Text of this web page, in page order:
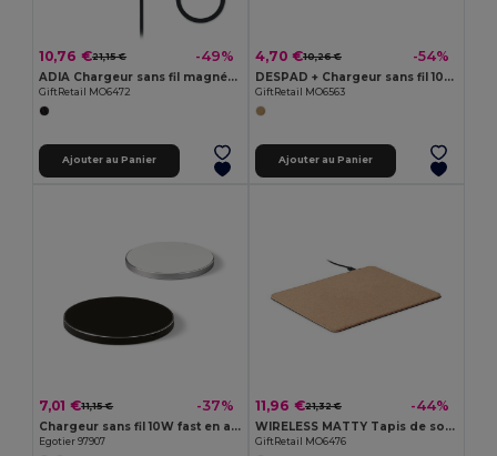
10,76 €21,15 € -49%
ADIA Chargeur sans fil magnétique
GiftRetail MO6472
Ajouter au Panier
4,70 €10,26 € -54%
DESPAD + Chargeur sans fil 10W en bambou
GiftRetail MO6563
Ajouter au Panier
7,01 €11,15 € -37%
Chargeur sans fil 10W fast en aluminium et ABS
Egotier 97907
11,96 €21,32 € -44%
WIRELESS MATTY Tapis de souris chargeur liège
GiftRetail MO6476